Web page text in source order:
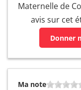
Maternelle de
avis sur cet
Donner
Ma note